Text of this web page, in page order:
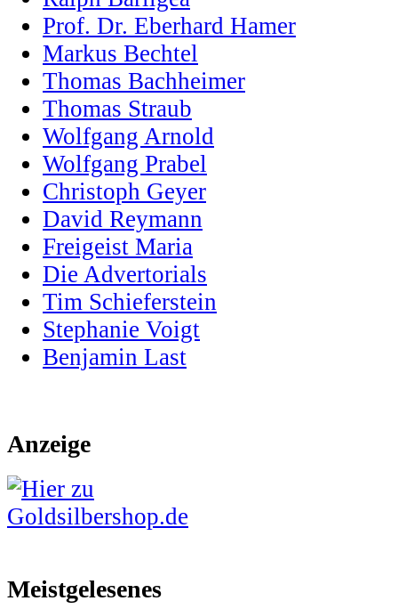
Prof. Dr. Eberhard Hamer
Markus Bechtel
Thomas Bachheimer
Thomas Straub
Wolfgang Arnold
Wolfgang Prabel
Christoph Geyer
David Reymann
Freigeist Maria
Die Advertorials
Tim Schieferstein
Stephanie Voigt
Benjamin Last
Anzeige
Meistgelesenes